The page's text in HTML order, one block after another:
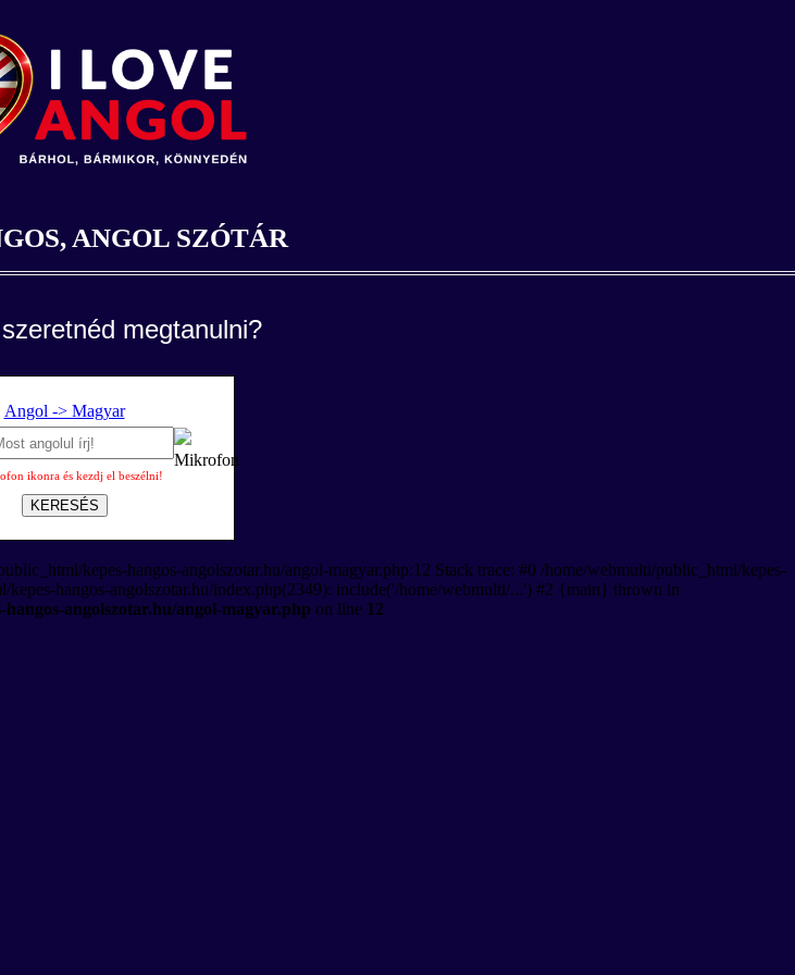
ANGOL SZÓTÁR
megtanulni?
Angol -> Magyar
ikonra és kezdj el beszélni!
KERESÉS
kepes-hangos-angolszotar.hu/angol-magyar.php:12 Stack trace: #0 /home/webmulti/public_html/kepes-
hangos-angolszotar.hu/index.php(2349): include('/home/webmulti/...') #2 {main} thrown in
angolszotar.hu/angol-magyar.php on line 12